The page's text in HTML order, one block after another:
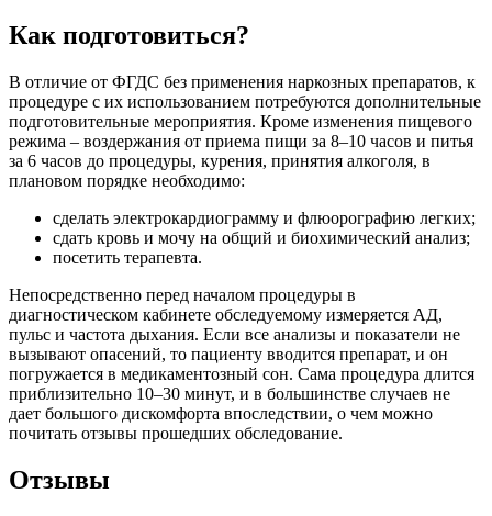
Как подготовиться?
В отличие от ФГДС без применения наркозных препаратов, к
процедуре с их использованием потребуются дополнительные
подготовительные мероприятия. Кроме изменения пищевого
режима – воздержания от приема пищи за 8–10 часов и питья
за 6 часов до процедуры, курения, принятия алкоголя, в
плановом порядке необходимо:
сделать электрокардиограмму и флюорографию легких;
сдать кровь и мочу на общий и биохимический анализ;
посетить терапевта.
Непосредственно перед началом процедуры в
диагностическом кабинете обследуемому измеряется АД,
пульс и частота дыхания. Если все анализы и показатели не
вызывают опасений, то пациенту вводится препарат, и он
погружается в медикаментозный сон. Сама процедура длится
приблизительно 10–30 минут, и в большинстве случаев не
дает большого дискомфорта впоследствии, о чем можно
почитать отзывы прошедших обследование.
Отзывы